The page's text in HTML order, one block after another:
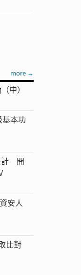
more →
中）
本功
計 開
安人
比對